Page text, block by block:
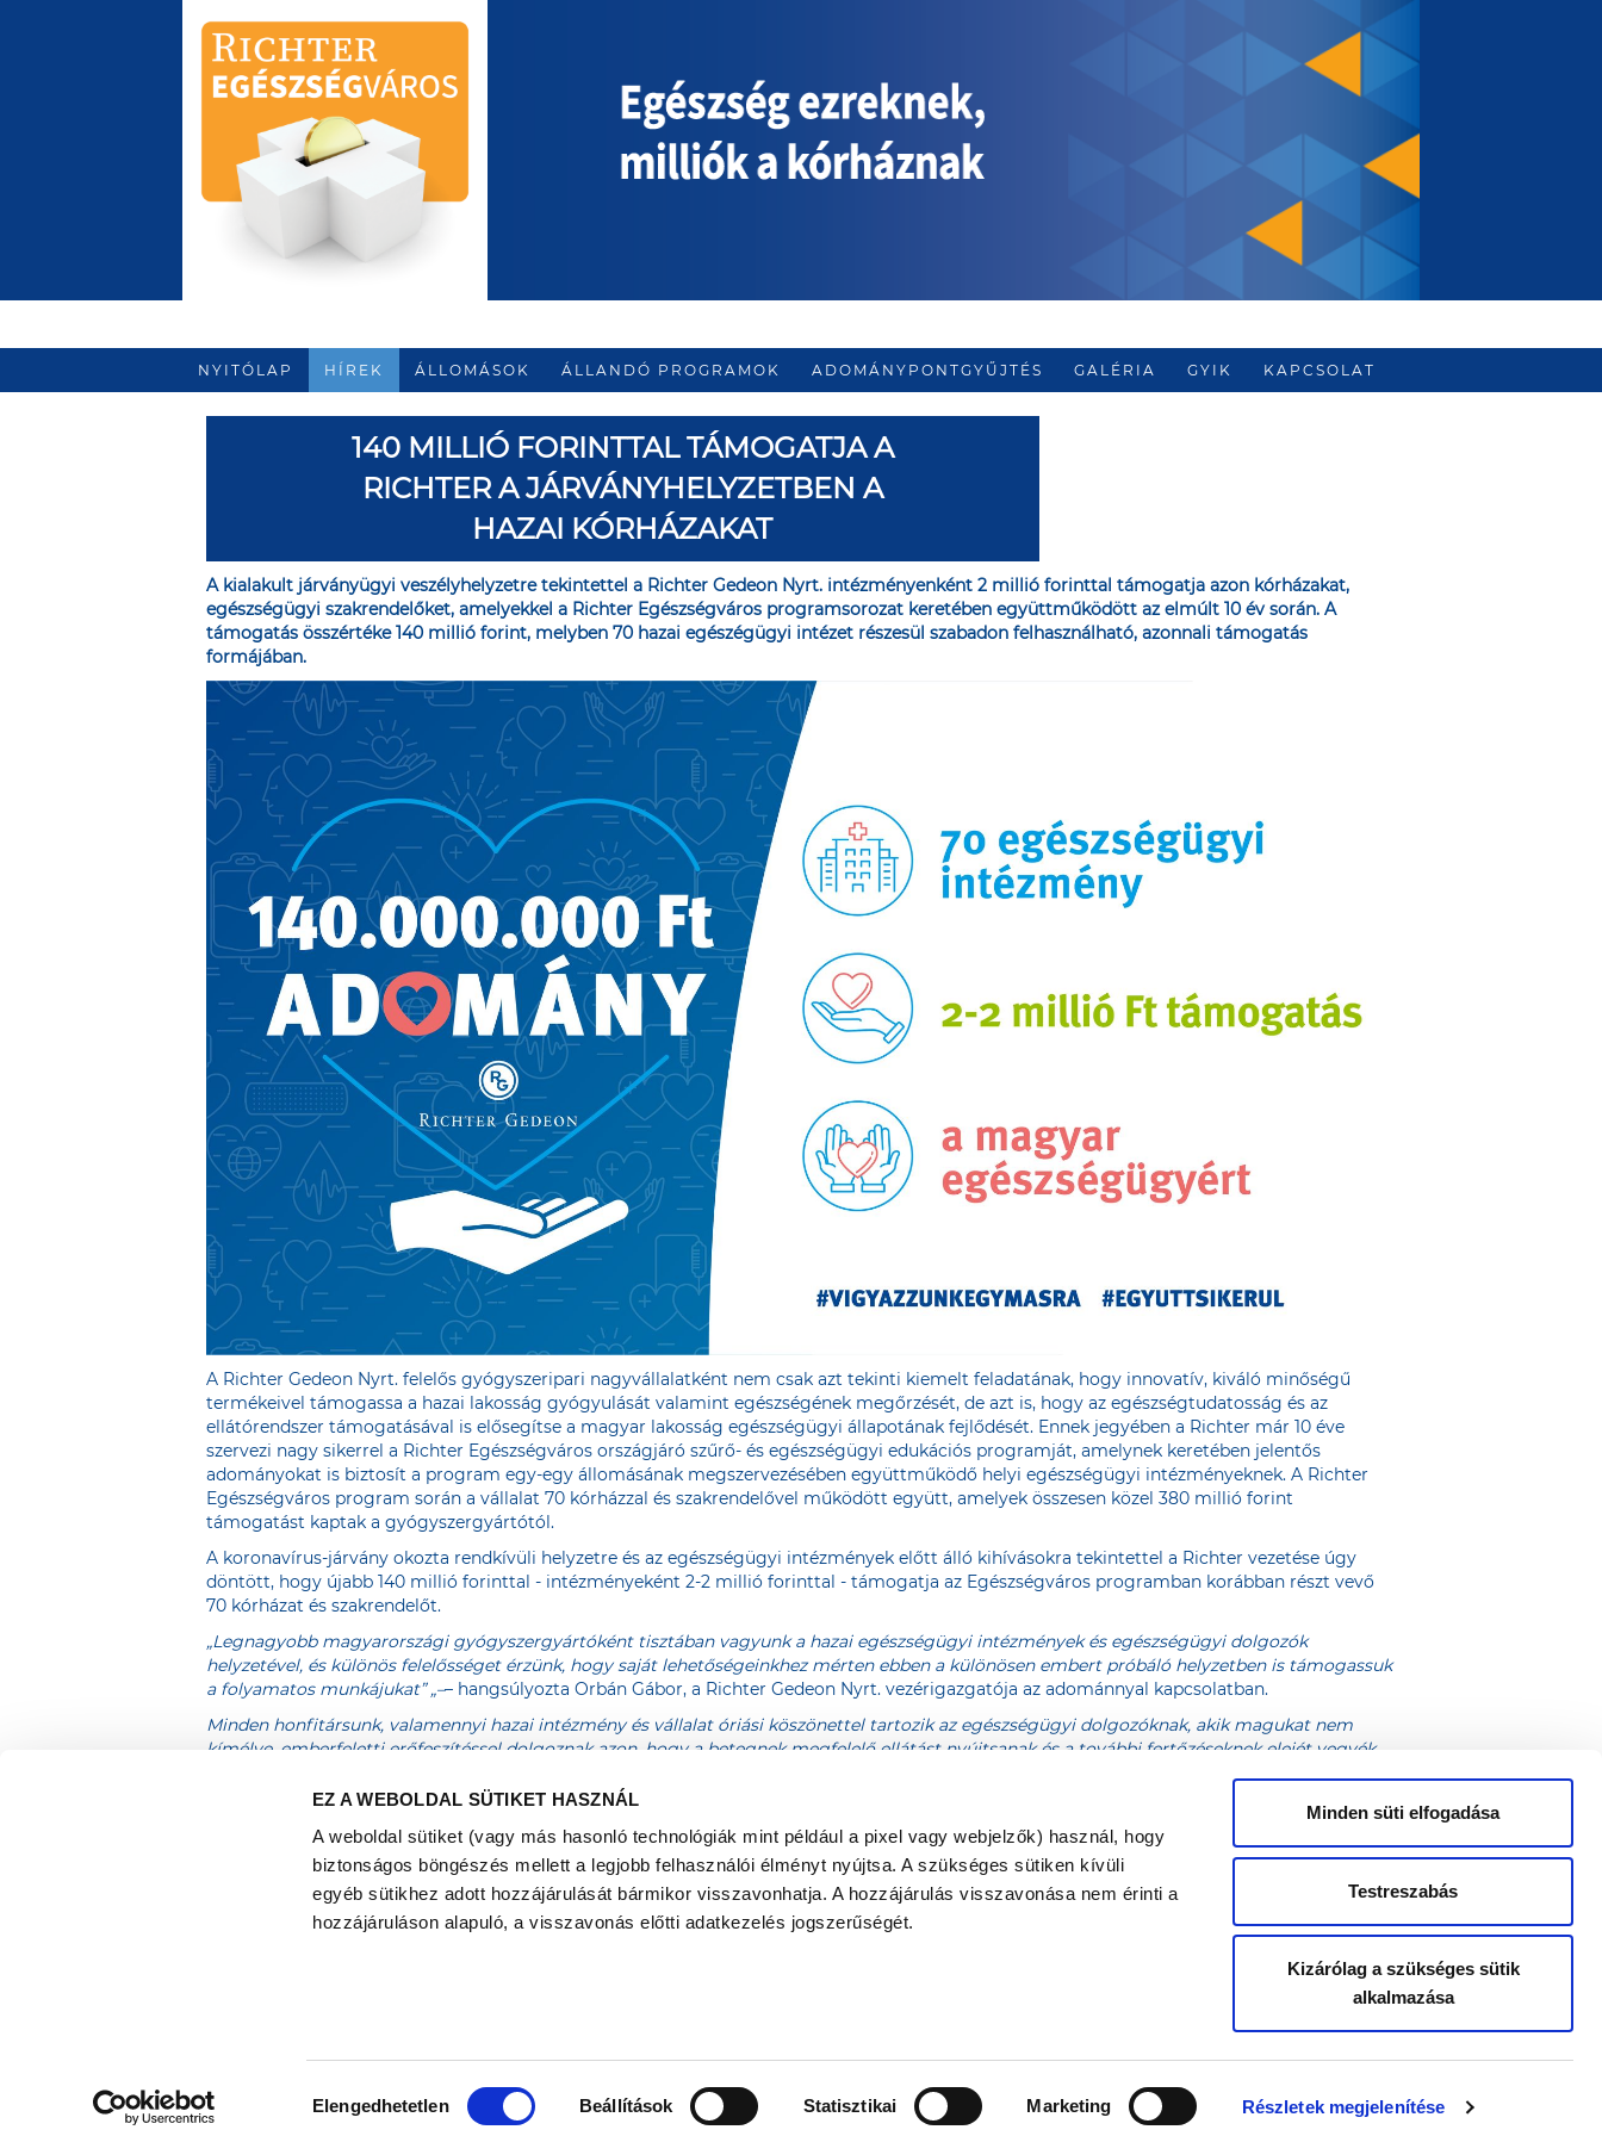
EZ A WEBOLDAL SÜTIKET HASZNÁL
A weboldal sütiket (vagy más hasonló technológiák mint például a pixel vagy webjelzők) használ, hogy
biztonságos böngészés mellett a legjobb felhasználói élményt nyújtsa. A szükséges sütiken kívüli
egyéb sütikhez adott hozzájárulását bármikor visszavonhatja. A hozzájárulás visszavonása nem érinti a
hozzájáruláson alapuló, a visszavonás előtti adatkezelés jogszerűségét.
kiválasztása
Elengedhetetlen Beállítások Statisztikai Marketing Részletek megjelenítése
Minden süti elfogadása
Testreszabás
Kizárólag a szükséges sütik
alkalmazása
NYITÓLAP HÍREK ÁLLOMÁSOK ÁLLANDÓ PROGRAMOK ADOMÁNYPONTGYŰJTÉS GALÉRIA GYIK KAPCSOLAT
140 MILLIÓ FORINTTAL TÁMOGATJA A
RICHTER A JÁRVÁNYHELYZETBEN A
HAZAI KÓRHÁZAKAT
A kialakult járványügyi veszélyhelyzetre tekintettel a Richter Gedeon Nyrt. intézményenként 2 millió forinttal támogatja azon kórházakat,
egészségügyi szakrendelőket, amelyekkel a Richter Egészségváros programsorozat keretében együttműködött az elmúlt 10 év során. A
támogatás összértéke 140 millió forint, melyben 70 hazai egészégügyi intézet részesül szabadon felhasználható, azonnali támogatás
formájában.
A Richter Gedeon Nyrt. felelős gyógyszeripari nagyvállalatként nem csak azt tekinti kiemelt feladatának, hogy innovatív, kiváló minőségű
termékeivel támogassa a hazai lakosság gyógyulását valamint egészségének megőrzését, de azt is, hogy az egészségtudatosság és az
ellátórendszer támogatásával is elősegítse a magyar lakosság egészségügyi állapotának fejlődését. Ennek jegyében a Richter már 10 éve
szervezi nagy sikerrel a Richter Egészségváros országjáró szűrő- és egészségügyi edukációs programját, amelynek keretében jelentős
adományokat is biztosít a program egy-egy állomásának megszervezésében együttműködő helyi egészségügyi intézményeknek. A Richter
Egészségváros program során a vállalat 70 kórházzal és szakrendelővel működött együtt, amelyek összesen közel 380 millió forint
támogatást kaptak a gyógyszergyártótól.
A koronavírus-járvány okozta rendkívüli helyzetre és az egészségügyi intézmények előtt álló kihívásokra tekintettel a Richter vezetése úgy
döntött, hogy újabb 140 millió forinttal - intézményeként 2-2 millió forinttal - támogatja az Egészségváros programban korábban részt vevő
70 kórházat és szakrendelőt.
„Legnagyobb magyarországi gyógyszergyártóként tisztában vagyunk a hazai egészségügyi intézmények és egészségügyi dolgozók
helyzetével, és különös felelősséget érzünk, hogy saját lehetőségeinkhez mérten ebben a különösen embert próbáló helyzetben is támogassuk
a folyamatos munkájukat” „–– hangsúlyozta Orbán Gábor, a Richter Gedeon Nyrt. vezérigazgatója az adománnyal kapcsolatban.
Minden honfitársunk, valamennyi hazai intézmény és vállalat óriási köszönettel tartozik az egészségügyi dolgozóknak, akik magukat nem
kímélve, emberfeletti erőfeszítéssel dolgoznak azon, hogy a betegnek megfelelő ellátást nyújtsanak és a további fertőzéseknek elejét vegyék.
Gedeon Nyrt. igazgatóságának elöke.
A Richter Gedeon Nyrt. egyike annak a 140 hazai cégnek, amelyeket a magyar kormány – a járványhelyzetben bevezetett rendkívüli
intézkedések részeként – az ország folyamatos működése szempontjából elengedhetetlen, létfontosságú vállalatnak minősített. A Richter
dolgozói a jelenlegi helyzetben is töretlenül azért dolgoznak, hogy a magyar lakosság biztonságos gyógyszerellátásához hozzájárulnak.
Adatkezelési Tájékoztató
kapcsolatos adatkezelési gyakorlatról
Süti tájékoztató